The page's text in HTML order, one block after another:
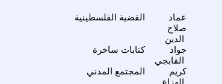
القضية الفلسطينية
عماد
صلاح
الدين
كتابات ساخرة
جواد
القابجي
المجتمع المدني
كريم
الهزاع